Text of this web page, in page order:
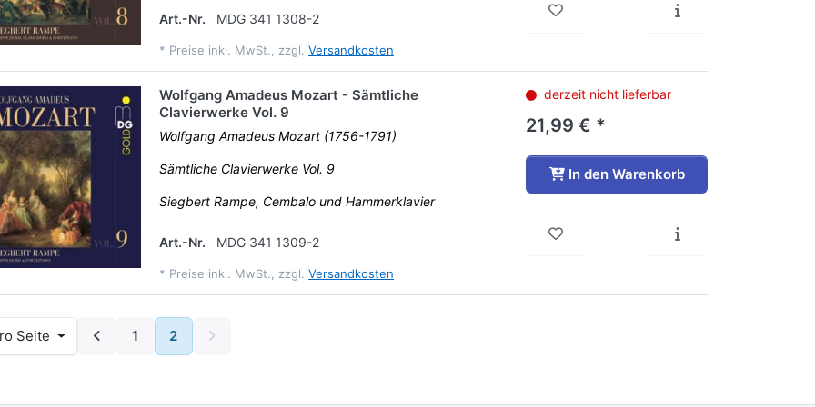
Art.-Nr. MDG 341 1308-2
* Preise inkl. MwSt., zzgl. Versandkosten
Wolfgang Amadeus Mozart - Sämtliche
Clavierwerke Vol. 9
Wolfgang Amadeus Mozart (1756-1791)
Sämtliche Clavierwerke Vol. 9
Siegbert Rampe, Cembalo und Hammerklavier
Art.-Nr. MDG 341 1309-2
* Preise inkl. MwSt., zzgl. Versandkosten
derzeit nicht lieferbar
21,99 € *
In den Warenkorb
Seite 1 2